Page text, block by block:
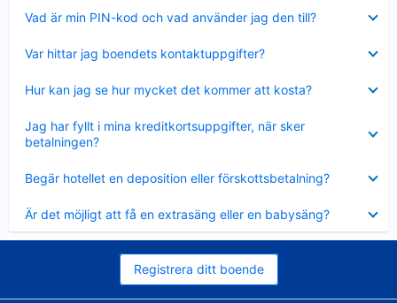
Vad är min PIN-kod och vad använder jag den till?
mindre
Var hittar jag boendets kontaktuppgifter?
mindre
Hur kan jag se hur mycket det kommer att kosta?
mindre
Jag har fyllt i mina kreditkortsuppgifter, när sker
betalningen?
mindre
Begär hotellet en deposition eller förskottsbetalning?
mindre
Är det möjligt att få en extrasäng eller en babysäng?
mindre
Registrera ditt boende